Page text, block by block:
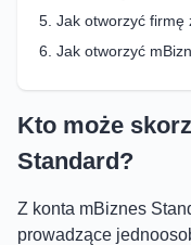
Jak otworzyć firmę
Jak otworzyć
Kto może
Standard?
Z konta mBiznes
prowadzące